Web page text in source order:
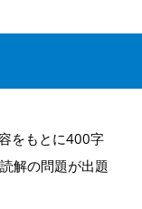
をもとに400字
解の問題が出題